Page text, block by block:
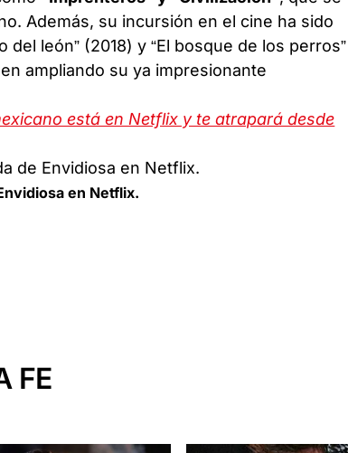
Además, su incursión en el cine ha sido
león” (2018) y “El bosque de los perros”
ampliando su ya impresionante
está en Netflix y te atrapará desde
en Netflix.
FE